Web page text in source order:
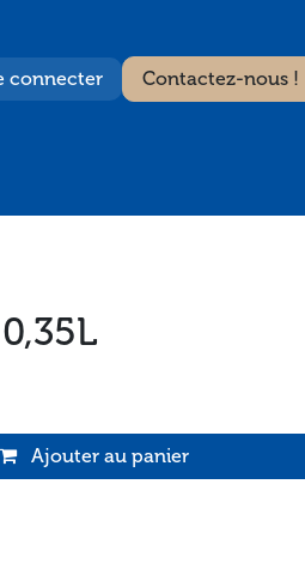
connecter Contactez-nous !
Ajouter au panier